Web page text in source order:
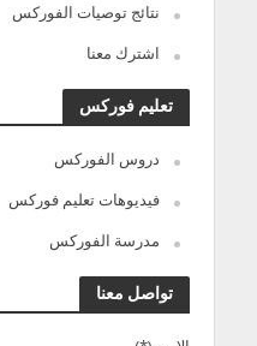
نتائج توصيات الفوركس
اشترك معنا
تعليم فوركس
دروس الفوركس
فيديوهات تعليم فوركس
مدرسة الفوركس
تواصل معنا